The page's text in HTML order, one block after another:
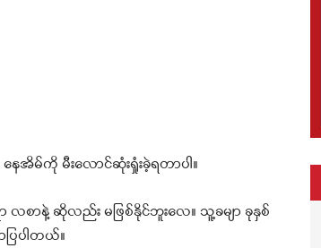
အိမ်ကို မီးလောင်ဆုံးရှုံးခဲ့ရတာပါ။
စာနဲ့ ဆိုလည်း မဖြစ်နိုင်ဘူးလေ။ သူ့ခမျာ ခုနှစ်
ြပါတယ်။